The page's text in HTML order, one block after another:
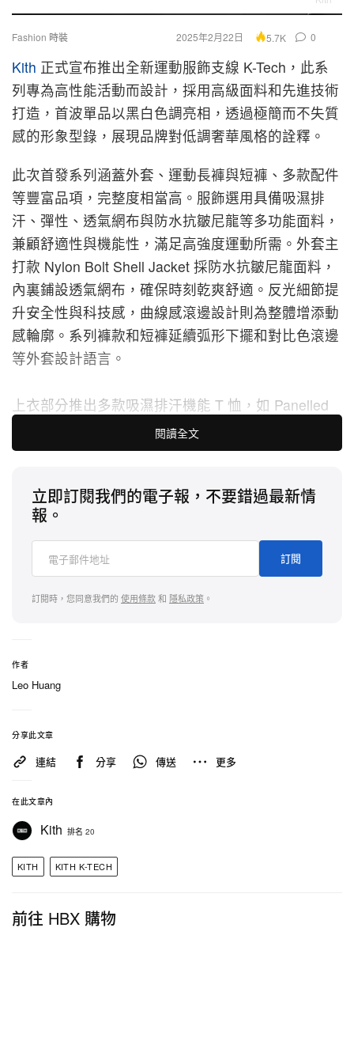
Fashion 時裝 2025年2月22日 5.7K 0
Kith 正式宣布推出全新運動服飾支線 K-Tech，此系
列專為高性能活動而設計，採用高級面料和先進技術
打造，首波單品以黑白色調亮相，透過極簡而不失質
感的形象型錄，展現品牌對低調奢華風格的詮釋。
此次首發系列涵蓋外套、運動長褲與短褲、多款配件
等豐富品項，完整度相當高。服飾選用具備吸濕排
汗、彈性、透氣網布與防水抗皺尼龍等多功能面料，
兼顧舒適性與機能性，滿足高強度運動所需。外套主
打款 Nylon Bolt Shell Jacket 採防水抗皺尼龍面料，
內裏鋪設透氣網布，確保時刻乾爽舒適。反光細節提
升安全性與科技感，曲線感滾邊設計則為整體增添動
感輪廓。系列褲款和短褲延續弧形下擺和對比色滾邊
等外套設計語言。
上衣部分推出多款吸濕排汗機能 T 恤，如 Panelled
Donovan Tee、Engineered Slate Tee 和
Honeycomb Tech Heathrow Tee，皆採用尼龍混紡材
兼顧運動性能與時尚造型。配件部分帶來包括 Nylon
Griffey Runner Cap、可折疊的 Griffey Camper Hat
和 Nylon Camper Bucket Hat 等帽款，皆飾有系列專
屬標誌。
值得一提的是，形象照中還搶先曝光了
定門市，有興趣的讀者不妨多加留意。
>嚴選 adidas Originals、ECCO.Kollektive、PDF、
>Tyson Yoshi 主理 Triplet 聯手 GRS、rojol 以及
PUMA 全新「Triplet Racing Club」企劃注目登場
>Gramicci 正式發布 2025 春夏系列 Lookbook
閱讀全文
立即訂閱我們的電子報，不要錯過最新情
報。
訂閱
訂閱時，您同意我們的 使用條款和 隱私政策 。
作者
Leo Huang
分享此文章
連結 分享 傳送 更多
在此文章內
Kith 排名 20
KITH KITH K-TECH
前往 HBX 購物